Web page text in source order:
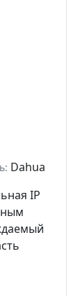
Dahua
IP